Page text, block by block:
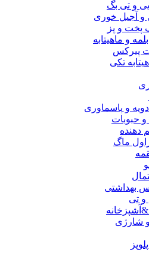
و تی بگ
و آجیل خوری
و پز
و ماهیتابه
پیرکس
تکی
و پاسماوری
حبوبات
ماگ
بهداشتی
تی
شارژی